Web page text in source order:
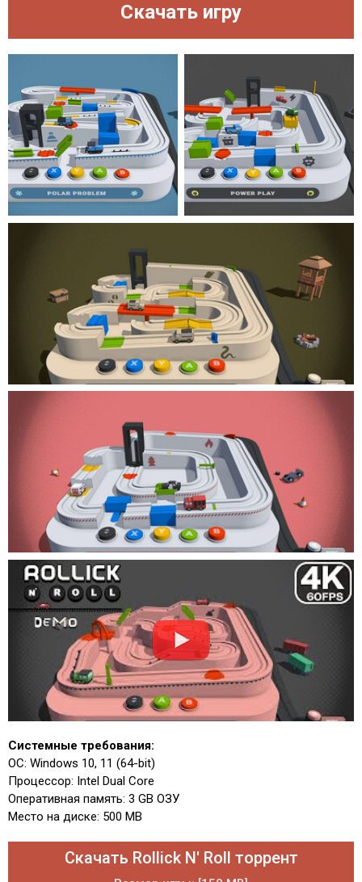
Скачать игру
Системные требования:
ОС: Windows 10, 11 (64-bit)
Процессор: Intel Dual Core
Оперативная память: 3 GB ОЗУ
Место на диске: 500 MB
Скачать Rollick N' Roll торрент